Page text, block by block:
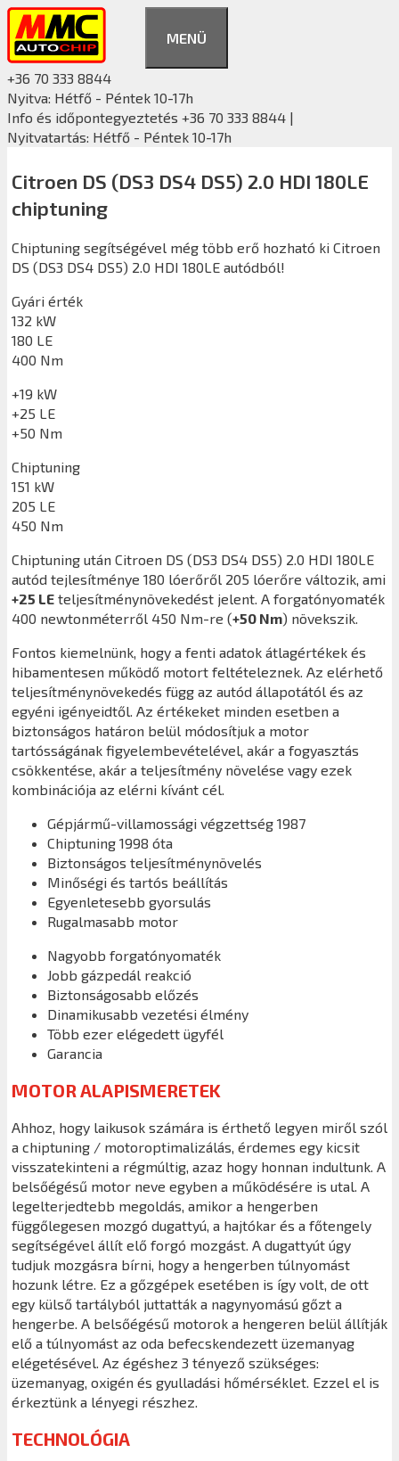
Kilépés
tartalomba
MENÜ
+36 70 333 8844
Nyitva: Hétfő - Péntek 10-17h
Info és időpontegyeztetés +36 70 333 8844 |
Nyitvatartás: Hétfő - Péntek 10-17h
Citroen DS (DS3 DS4 DS5) 2.0 HDI 180LE
chiptuning
Chiptuning segítségével még több erő hozható ki Citroen
DS (DS3 DS4 DS5) 2.0 HDI 180LE autódból!
Gyári érték
132 kW
180 LE
400 Nm
+19 kW
+25 LE
+50 Nm
Chiptuning
151 kW
205 LE
450 Nm
Chiptuning után Citroen DS (DS3 DS4 DS5) 2.0 HDI 180LE
autód tejlesítménye 180 lóerőről 205 lóerőre változik, ami
+25 LE teljesítménynövekedést jelent. A forgatónyomaték
400 newtonméterről 450 Nm-re (+50 Nm) növekszik.
Fontos kiemelnünk, hogy a fenti adatok átlagértékek és
hibamentesen működő motort feltételeznek. Az elérhető
teljesítménynövekedés függ az autód állapotától és az
egyéni igényeidtől. Az értékeket minden esetben a
biztonságos határon belül módosítjuk a motor
tartósságának figyelembevételével, akár a fogyasztás
csökkentése, akár a teljesítmény növelése vagy ezek
kombinációja az elérni kívánt cél.
Gépjármű-villamossági végzettség 1987
Chiptuning 1998 óta
Biztonságos teljesítménynövelés
Minőségi és tartós beállítás
Egyenletesebb gyorsulás
Rugalmasabb motor
Nagyobb forgatónyomaték
Jobb gázpedál reakció
Biztonságosabb előzés
Dinamikusabb vezetési élmény
Több ezer elégedett ügyfél
Garancia
MOTOR ALAPISMERETEK
Ahhoz, hogy laikusok számára is érthető legyen miről szól
a chiptuning / motoroptimalizálás, érdemes egy kicsit
visszatekinteni a régmúltig, azaz hogy honnan indultunk. A
belsőégésű motor neve egyben a működésére is utal. A
legelterjedtebb megoldás, amikor a hengerben
függőlegesen mozgó dugattyú, a hajtókar és a főtengely
segítségével állít elő forgó mozgást. A dugattyút úgy
tudjuk mozgásra bírni, hogy a hengerben túlnyomást
hozunk létre. Ez a gőzgépek esetében is így volt, de ott
egy külső tartályból juttatták a nagynyomású gőzt a
hengerbe. A belsőégésű motorok a hengeren belül állítják
elő a túlnyomást az oda befecskendezett üzemanyag
elégetésével. Az égéshez 3 tényező szükséges:
üzemanyag, oxigén és gyulladási hőmérséklet. Ezzel el is
érkeztünk a lényegi részhez.
TECHNOLÓGIA